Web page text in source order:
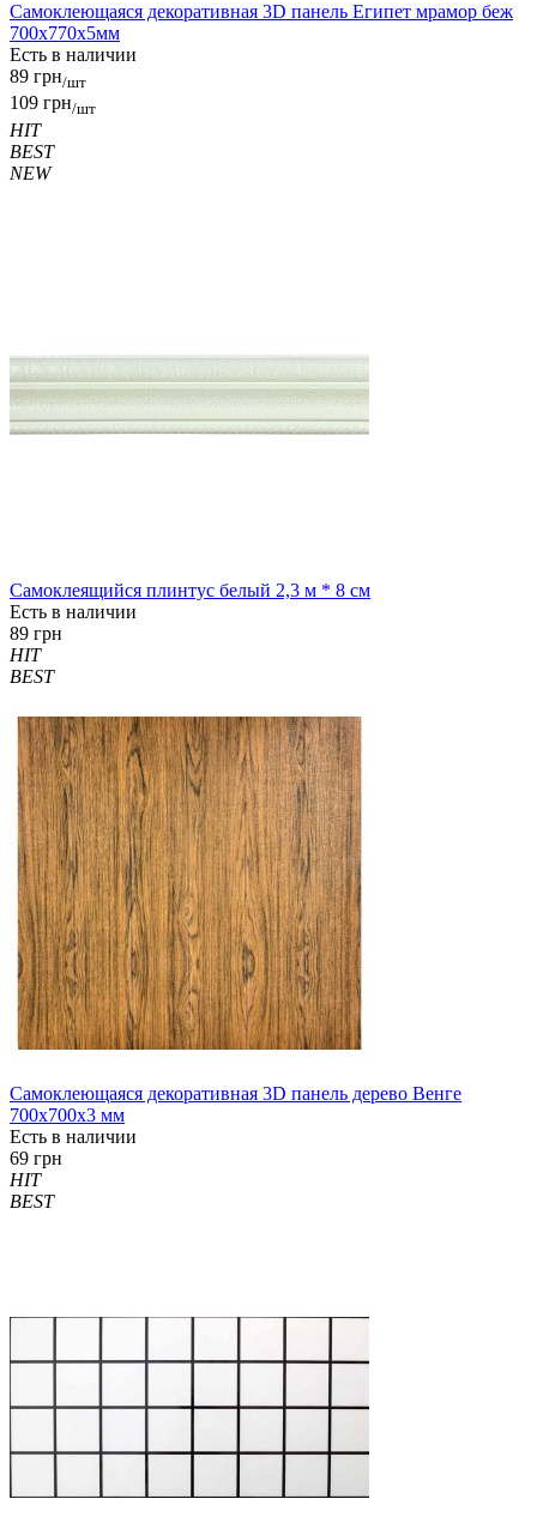
Самоклеющаяся декоративная 3D панель Египет мрамор беж
700x770x5мм
Есть в наличии
89 грн/шт
109 грн/шт
HIT
BEST
NEW
Самоклеящийся плинтус белый 2,3 м * 8 см
Есть в наличии
89 грн
HIT
BEST
Самоклеющаяся декоративная 3D панель дерево Венге
700x700x3 мм
Есть в наличии
69 грн
HIT
BEST